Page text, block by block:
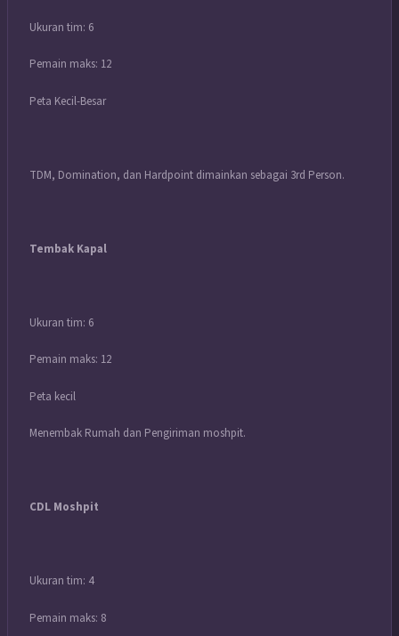
Ukuran tim: 6
Pemain maks: 12
Peta Kecil-Besar
TDM, Domination, dan Hardpoint dimainkan sebagai 3rd Person.
Tembak Kapal
Ukuran tim: 6
Pemain maks: 12
Peta kecil
Menembak Rumah dan Pengiriman moshpit.
CDL Moshpit
Ukuran tim: 4
Pemain maks: 8